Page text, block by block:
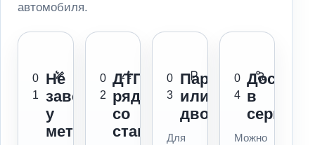
автомобиля.
0
1
Не
заводится
у
метро
0
2
ДТП
рядом
со
станцией
0
3
Паркинг
или
двор
Для
0
4
в
сервис
Можно